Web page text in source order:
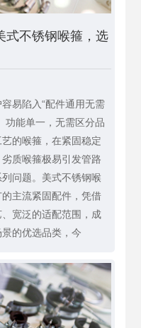
式不锈钢喉箍，选
易陷入“配件通用无需
功能单一，无需区分品
的喉箍，在紧固稳定
质喉箍极易引发管路
问题。美式不锈钢喉
主流紧固配件，凭借
宽泛的适配范围，成
的优选品类，今